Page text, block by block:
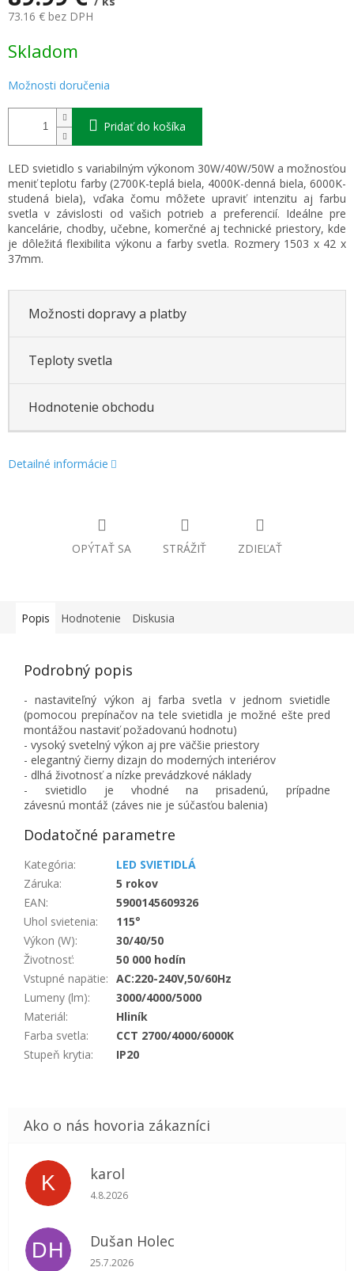
73.16 € bez DPH
cena:
Skladom
Možnosti doručenia
Pridať do košíka
LED svietidlo s variabilným výkonom 30W/40W/50W a možnosťou
meniť teplotu farby (2700K-teplá biela, 4000K-denná biela, 6000K-
studená biela), vďaka čomu môžete upraviť intenzitu aj farbu
svetla v závislosti od vašich potrieb a preferencií. Ideálne pre
kancelárie, chodby, učebne, komerčné aj technické priestory, kde
je dôležitá flexibilita výkonu a farby svetla. Rozmery 1503 x 42 x
37mm.
Možnosti dopravy a platby
Teploty svetla
Hodnotenie obchodu
Detailné informácie
OPÝTAŤ SA STRÁŽIŤ ZDIEĽAŤ
Popis Hodnotenie Diskusia
Podrobný popis
- nastaviteľný výkon aj farba svetla v jednom svietidle
(pomocou prepínačov na tele svietidla je možné ešte pred
montážou nastaviť požadovanú hodnotu)
- vysoký svetelný výkon aj pre väčšie priestory
- elegantný čierny dizajn do moderných interiérov
- dlhá životnosť a nízke prevádzkové náklady
- svietidlo je vhodné na prisadenú, prípadne
závesnú montáž (záves nie je súčasťou balenia)
Dodatočné parametre
Kategória:
LED SVIETIDLÁ
Záruka:
5 rokov
EAN:
5900145609326
Uhol svietenia:
115°
Výkon (W):
30/40/50
Životnosť:
50 000 hodín
Vstupné napätie: AC:220-240V,50/60Hz
Lumeny (lm):
3000/4000/5000
Materiál:
Hliník
Farba svetla:
CCT 2700/4000/6000K
Stupeň krytia: IP20
K karol
Hodnotenie obchodu je 5 z 5 hviezdičiek.
4.8.2026
DH Dušan Holec
Hodnotenie obchodu je 5 z 5 hviezdičiek.
25.7.2026